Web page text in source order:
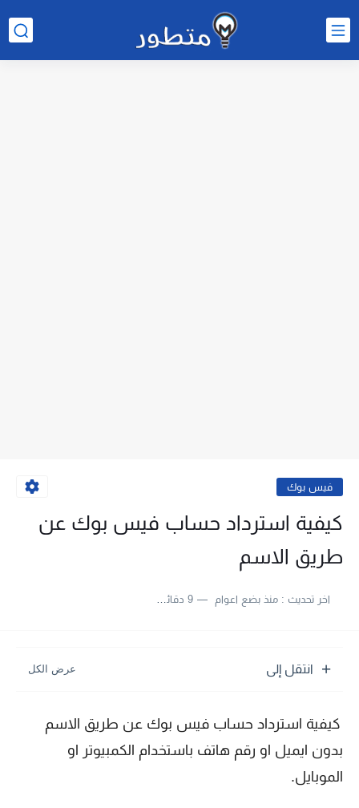
فيس بوك
كيفية استرداد حساب فيس بوك عن
طريق الاسم
اخر تحديث :منذ بضع اعوام 9 دقائق للقراءة
انتقل إلى
كيفية استرداد حساب فيس بوك عن طريق الاسم
بدون ايميل او رقم هاتف باستخدام الكمبيوتر او
الموبايل.